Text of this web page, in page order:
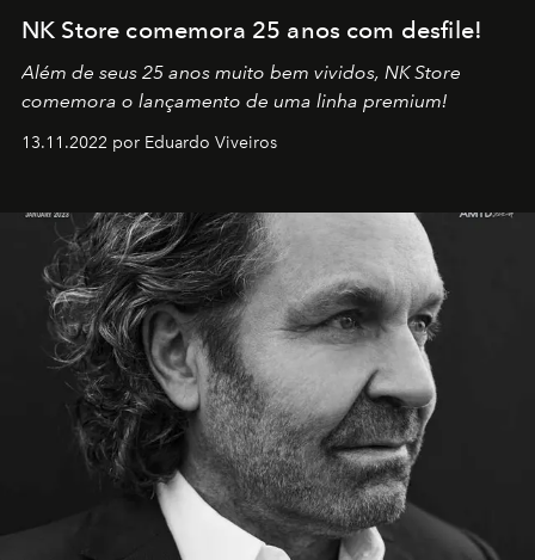
NK Store comemora 25 anos com desfile!
Além de seus 25 anos muito bem vividos, NK Store
comemora o lançamento de uma linha premium!
13.11.2022 por Eduardo Viveiros